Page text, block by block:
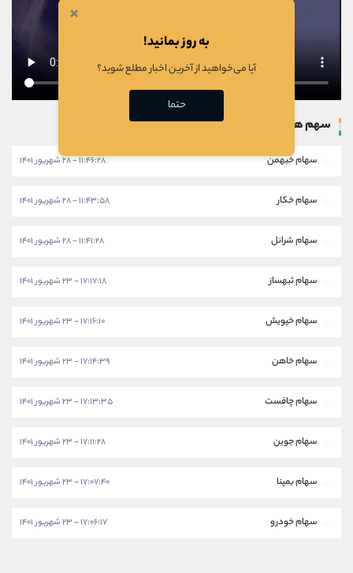
سهم های بروزرسانی شده
سهام خبهمن ۱۱:۴۶:۲۸ - ۲۸ شهریور ۱۴۰۱
سهام خکار ۱۱:۴۳:۵۸ - ۲۸ شهریور ۱۴۰۱
سهام شرانل ۱۱:۴۱:۲۸ - ۲۸ شهریور ۱۴۰۱
سهام ثبهساز ۱۷:۱۷:۱۸ - ۲۳ شهریور ۱۴۰۱
سهام خپویش ۱۷:۱۶:۱۰ - ۲۳ شهریور ۱۴۰۱
سهام خاهن ۱۷:۱۴:۳۹ - ۲۳ شهریور ۱۴۰۱
سهام چافست ۱۷:۱۳:۳۵ - ۲۳ شهریور ۱۴۰۱
سهام جوین ۱۷:۱۱:۲۸ - ۲۳ شهریور ۱۴۰۱
سهام بمپنا ۱۷:۰۷:۴۰ - ۲۳ شهریور ۱۴۰۱
سهام خودرو ۱۷:۰۶:۱۷ - ۲۳ شهریور ۱۴۰۱
×
به روز بمانید!
آیا می‌خواهید از آخرین اخبار مطلع شوید؟
حتما